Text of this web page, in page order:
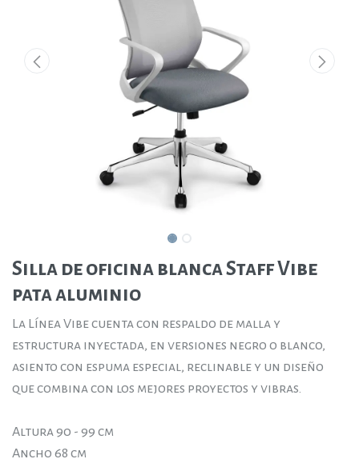
Silla de oficina blanca Staff Vibe
pata aluminio
La Línea Vibe cuenta con respaldo de malla y
estructura inyectada, en versiones negro o blanco,
asiento con espuma especial, reclinable y un diseño
que combina con los mejores proyectos y vibras.
Altura 90 - 99 cm
Ancho 68 cm